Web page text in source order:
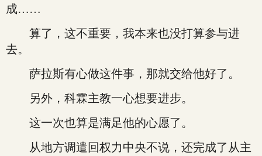
成……
算了，这不重要，我本来也没打算参与进
去。
萨拉斯有心做这件事，那就交给他好了。
另外，科霖主教一心想要进步。
这一次也算是满足他的心愿了。
从地方调遣回权力中央不说，还完成了从主